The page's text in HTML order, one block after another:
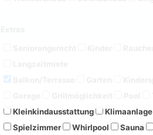
Kleinkindausstattung
Klimaanlage
Spielzimmer
Whirlpool Sauna